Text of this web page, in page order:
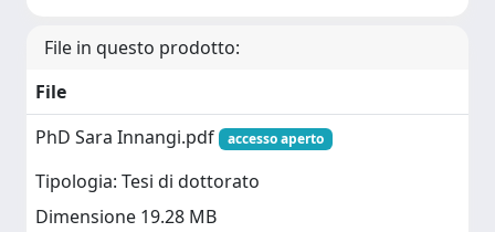
File in questo prodotto:
File
PhD Sara Innangi.pdf
accesso aperto
Tipologia: Tesi di dottorato
Dimensione 19.28 MB